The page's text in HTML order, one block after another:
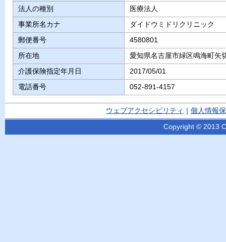
法人の種別 医療法人
事業所名カナ ダイドウミドリクリニック
郵便番号 4580801
所在地 愛知県名古屋市緑区鳴海町矢
介護保険指定年月日 2017/05/01
電話番号 052-891-4157
ウェブアクセシビリティ 個人情報
Copyright © 2013